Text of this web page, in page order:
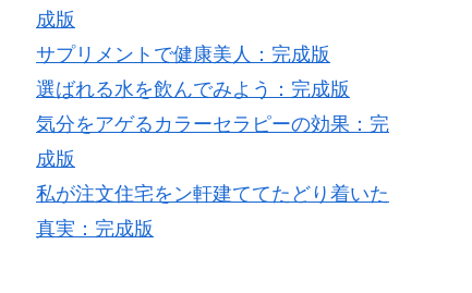
成版
サプリメントで健康美人：完成版
選ばれる水を飲んでみよう：完成版
気分をアゲるカラーセラピーの効果：完
成版
私が注文住宅をン軒建ててたどり着いた
真実：完成版